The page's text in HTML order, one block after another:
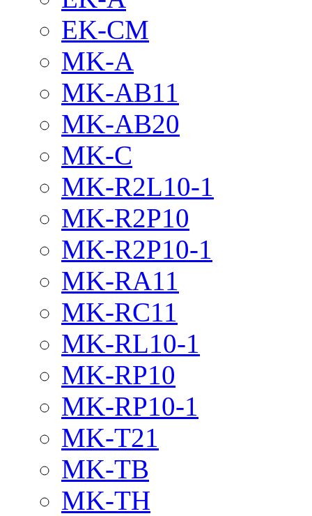
EK-CM
MK-A
MK-AB11
MK-AB20
MK-C
MK-R2L10-1
MK-R2P10
MK-R2P10-1
MK-RA11
MK-RC11
MK-RL10-1
MK-RP10
MK-RP10-1
MK-T21
MK-TB
MK-TH